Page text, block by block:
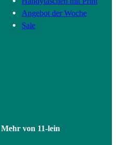
Angebot der Woche
Sale
Mehr von 11-lein